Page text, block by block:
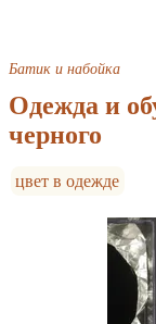
Батик и набойка
Одежда и
черного
цвет в одежде